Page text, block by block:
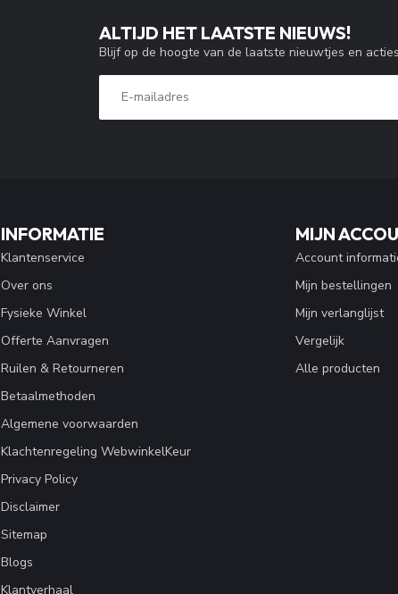
ALTIJD HET LAATSTE NIEUWS!
Blijf op de hoogte van de laatste nieuwtjes en
INFORMATIE
Klantenservice
Over ons
Fysieke Winkel
Offerte Aanvragen
Ruilen & Retourneren
Betaalmethoden
Algemene voorwaarden
Klachtenregeling WebwinkelKeur
Privacy Policy
Disclaimer
Sitemap
Blogs
Klantverhaal
MIJN
Account
Mijn bestellingen
Mijn verlanglijst
Vergelijk
Alle producten